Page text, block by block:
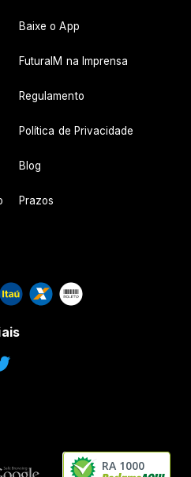
Baixe o App
FuturaIM na Imprensa
Regulamento
Política de Privacidade
Blog
Prazos
RA 1000